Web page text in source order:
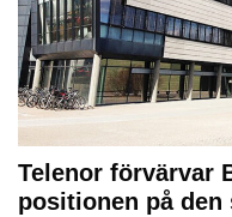
Telenor förvärvar
positionen på den